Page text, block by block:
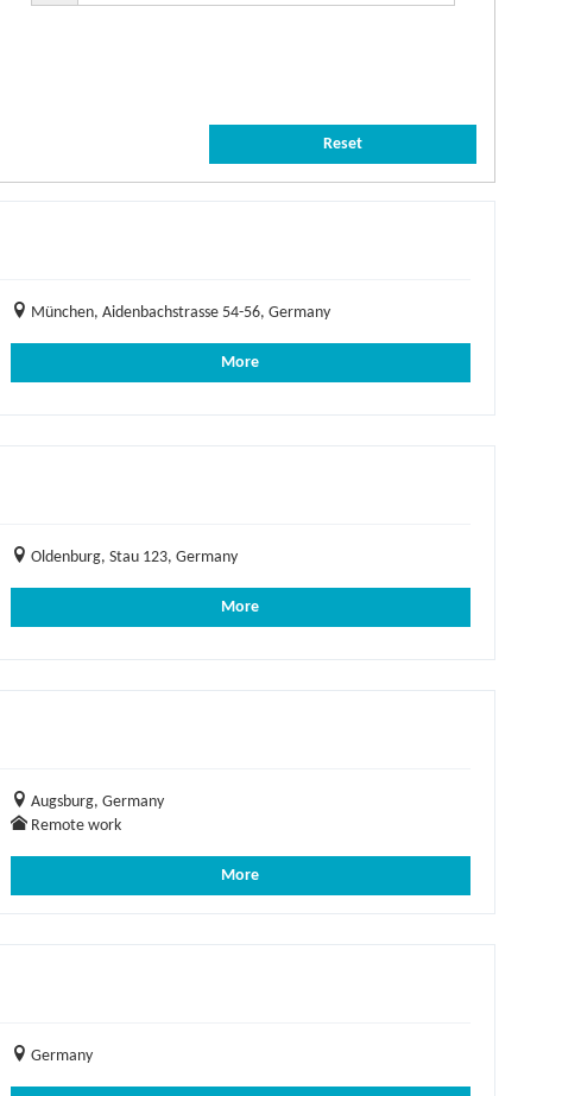
Reset
München, Aidenbachstrasse 54-56, Germany
More
Oldenburg, Stau 123, Germany
More
Augsburg, Germany
Remote work
More
Germany